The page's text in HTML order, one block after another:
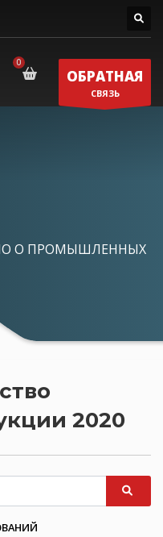
ОБРАТНАЯ
СВЯЗЬ
О ПРОМЫШЛЕННЫХ
2020